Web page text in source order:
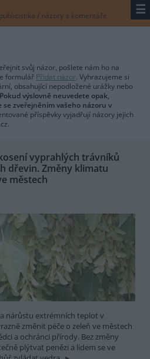
publicistika / názory a komentáře ☰
svůj názor, pošlete nám ho na
formulář Přidat názor. Vyhrazujeme si
obsahující nepodložené urážky nebo
Pokud výslovně neuvedete opak,
zveřejněním vašeho názoru v
příspěvky vyjadřují názory jejich
vyprahlých trávníků
dřevin. Změny klimatu
městech
nárůstu extrémních teplot v
změnit péče o zeleň ve městech
a ochránci přírody. Bez změny
plýtvat penězi a lidem se ve